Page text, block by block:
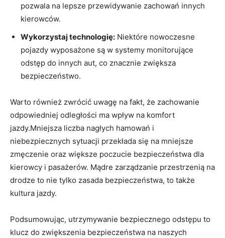
pozwala na lepsze przewidywanie zachowań innych
kierowców.
Wykorzystaj technologię: Niektóre nowoczesne
pojazdy wyposażone są w systemy monitorujące
odstęp do innych aut, co znacznie zwiększa
bezpieczeństwo.
Warto również zwrócić uwagę na fakt, że zachowanie
odpowiedniej odległości ma wpływ na komfort
jazdy.Mniejsza liczba nagłych hamowań i
niebezpiecznych sytuacji przekłada się na mniejsze
zmęczenie oraz większe poczucie bezpieczeństwa dla
kierowcy i pasażerów. Mądre zarządzanie przestrzenią na
drodze to nie tylko zasada bezpieczeństwa, to także
kultura jazdy.
Podsumowując, utrzymywanie bezpiecznego odstępu to
klucz do zwiększenia bezpieczeństwa na naszych